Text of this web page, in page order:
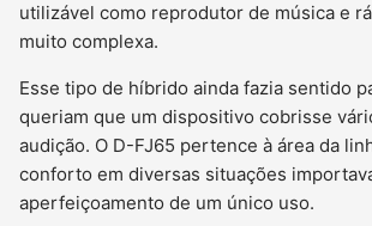
utilizável como reprodutor de música e
muito complexa.
Esse tipo de híbrido ainda fazia sentido
queriam que um dispositivo cobrisse
audição. O D-FJ65 pertence à área da
conforto em diversas situações
aperfeiçoamento de um único uso.